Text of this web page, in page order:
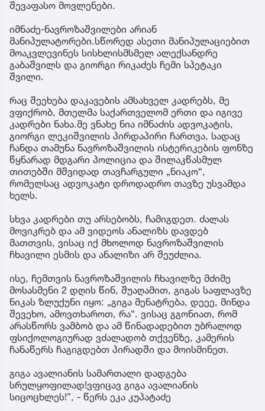
შევაფასო მოვლენები.
იმნაძე-ნავროზაშვილები არიან
მანიპულატორები.სწორედ ასეთი მანიპულაციებით
მოაკვლევინეს სისხლისმსმელ ალექსანდრე
გაბაშვილს და გიორგი რიკაძეს ჩემი სპეტაკი
შვილი.
რაც შეეხება დაკავების ამსახველ კადრებს, მე
ვფიქრობ, მთელმა საქართველომ ერთი და იგივე
კადრები ნახა.მე ვნახე ნია იმნაძის ადვოკატის,
გიორგი ლეკიშვილის პირდაპირი ჩართვა, სადაც
ჩანდა თამუნა ნავროზაშვილის ისტერიკების ფონზე
წყნარად მდგარი პოლიცია და შილაკწასმულ
თითებში მშვიდად თავჩარგული „ნიაკო“,
რომელსაც ადვოკატი დროდადრო თავზე უსვამდა
ხელს.
სხვა კადრები თუ არსებობს, ჩამიგდეთ. ძალას
მოვიკრებ და ამ ვიდეოს ანალიზს დავდებ
მათთვის, ვისაც იქ მხოლოდ ნავროზაშვილის
ჩხავილი ესმის და ანალიზი არ შეუძლია.
ისე, ჩემთვის ნავროზაშვილის ჩხავილზე მძიმე
მოსასმენი 2 დღის წინ, შუაღამით, გიგას საფლავზე
ნიკას ზლუქუნი იყო: „გიგა მენატრება, დეეე, მინდა
შევეხო, ამოვთხაროთ, რა“. ვისაც გგონიათ, რომ
არასწორს ვამბობ და ამ წინადადებით უბრალოდ
ფსიქოლოგიურად ვძალადობ თქვენზე, კამერის
ჩანაწერს ჩაგიგდებთ პირადში და მოისმინეთ.
გიგა ავალიანის სამართალი დადგება
სრულყოფილად!ვფიცავ გიგა ავალიანის
სიცოცხლეს!”, - წერს ეკა კუპატაძე